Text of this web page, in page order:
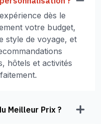
dès le
votre budget,
style de voyage, et
hôtels et activités
Meilleur Prix ?